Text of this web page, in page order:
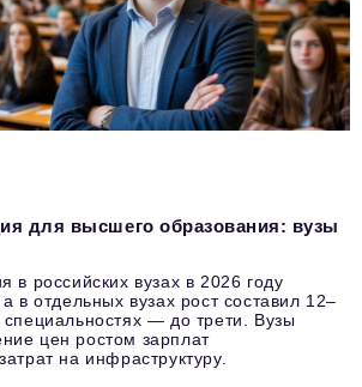
для высшего образования: вузы
в российских вузах в 2026 году
в отдельных вузах рост составил 12–
— до трети. Вузы
цен ростом зарплат
на инфраструктуру.